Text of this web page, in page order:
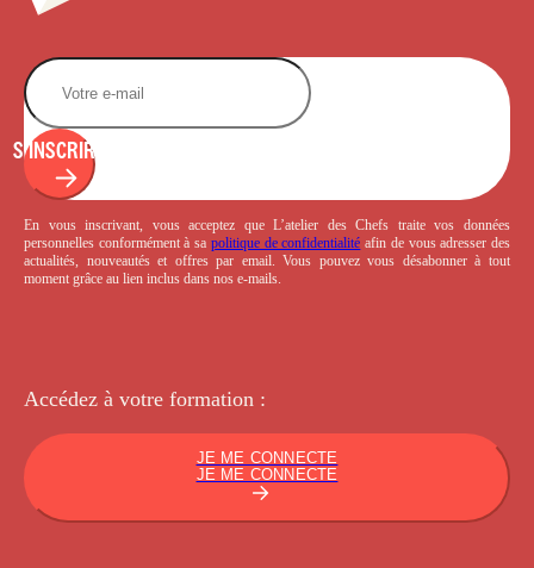
S'INSCRIRE
En vous inscrivant, vous acceptez que L’atelier des Chefs traite vos données
personnelles conformément à sa politique de confidentialité afin de vous adresser des
actualités, nouveautés et offres par email. Vous pouvez vous désabonner à tout
moment grâce au lien inclus dans nos e-mails.
Accédez à votre formation :
JE ME CONNECTE
JE ME CONNECTE